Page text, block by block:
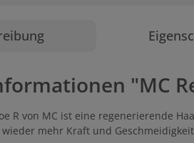
"MC
R von MC ist eine regenerierende
mehr Kraft und